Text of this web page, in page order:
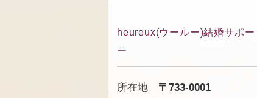
heureux(ウールー)結婚サポー
ー
所在地 〒733-0001